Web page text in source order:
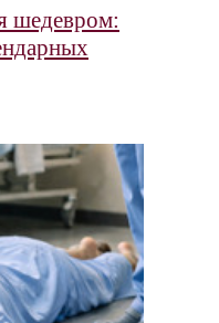
шедевром: